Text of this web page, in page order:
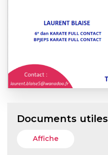
Documents utiles
Affiche